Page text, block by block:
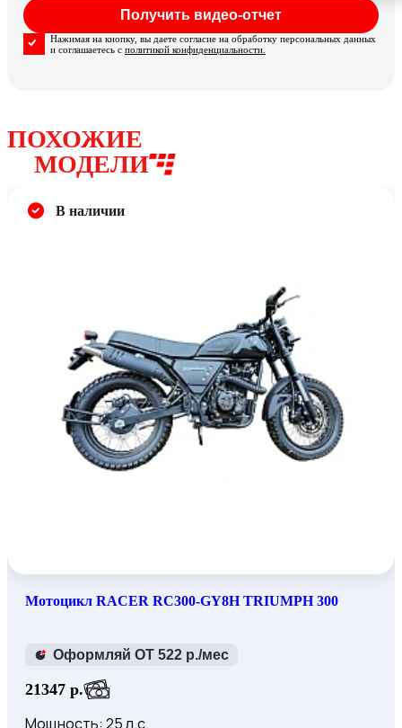
Нажимая на кнопку, вы даете согласие на обработку персональных данных
и соглашаетесь с политикой конфиденциальности.
ПОХОЖИЕ
МОДЕЛИ
В наличии
Мотоцикл RACER RC300-GY8H TRIUMPH 300
Оформляй ОТ 522 р./мес
21347 р.
Мощность: 25 л.с.